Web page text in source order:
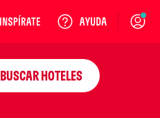
Login
BUSCAR HOTELES